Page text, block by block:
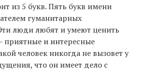
из 5 букв. Пять букв имени
гуманитарных
люди любят и умеют ценить
приятные и интересные
человек никогда не вызовет у
что он имеет дело с